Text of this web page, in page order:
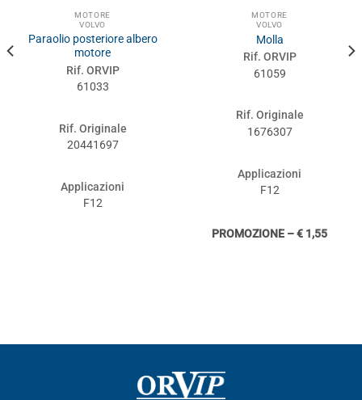
MOTORE
VOLVO
Paraolio posteriore albero
motore
Rif. ORVIP
61033
Rif. Originale
20441697
Applicazioni
F12
MOTORE
VOLVO
Molla
Rif. ORVIP
61059
Rif. Originale
1676307
Applicazioni
F12
PROMOZIONE – € 1,55